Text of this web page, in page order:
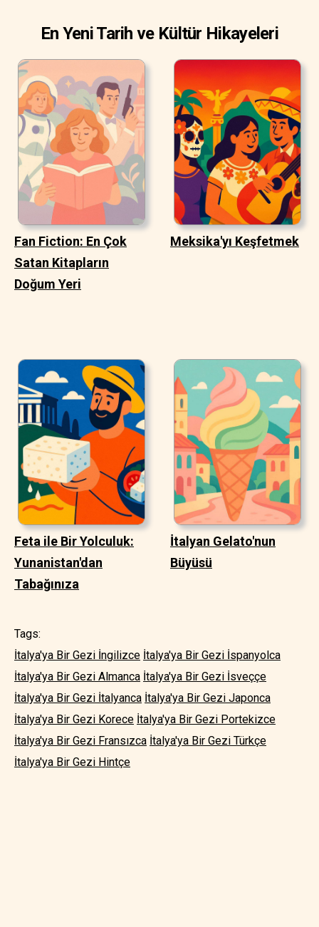
En Yeni Tarih ve Kültür Hikayeleri
Fan Fiction: En Çok
Satan Kitapların
Doğum Yeri
Meksika'yı Keşfetmek
Feta ile Bir Yolculuk:
Yunanistan'dan
Tabağınıza
İtalyan Gelato'nun
Büyüsü
Tags:
İtalya'ya Bir Gezi İngilizce İtalya'ya Bir Gezi İspanyolca
İtalya'ya Bir Gezi Almanca İtalya'ya Bir Gezi İsveççe
İtalya'ya Bir Gezi İtalyanca İtalya'ya Bir Gezi Japonca
İtalya'ya Bir Gezi Korece İtalya'ya Bir Gezi Portekizce
İtalya'ya Bir Gezi Fransızca İtalya'ya Bir Gezi Türkçe
İtalya'ya Bir Gezi Hintçe